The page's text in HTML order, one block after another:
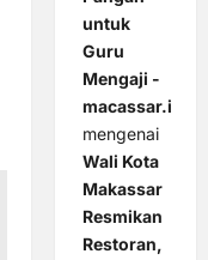
untuk
Guru
Mengaji -
macassar.id
mengenai
Wali Kota
Makassar
Resmikan
Restoran,